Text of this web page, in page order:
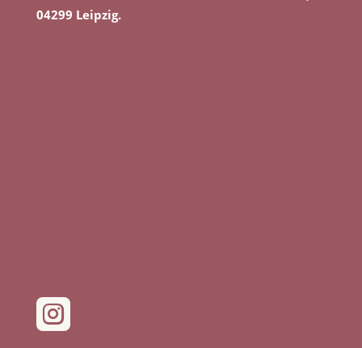
04299 Leipzig.
